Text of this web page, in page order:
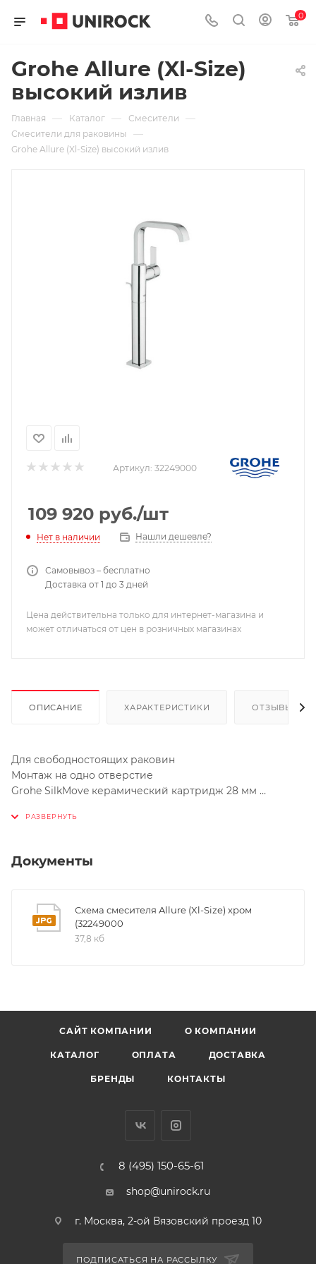
0
Grohe Allure (Xl-Size)
высокий излив
Главная — Каталог — Смесители —
Смесители для раковины —
Grohe Allure (Xl-Size) высокий излив
Артикул: 32249000
109 920 руб./шт
Нет в наличии Нашли дешевле?
Самовывоз – бесплатно
Доставка от 1 до 3 дней
Цена действительна только для интернет-магазина и
может отличаться от цен в розничных магазинах
ОПИСАНИЕ ХАРАКТЕРИСТИКИ ОТЗЫВЫ
Для свободностоящих раковин
Монтаж на одно отверстие
Grohe SilkMove керамический картридж 28 мм
U-излив
Система быстрого монтажа
Grohe EcoJoy - технология совершенного потока при
уменьшенном расходе воды
Документы
Схема смесителя Allure (Xl-Size) хром
(32249000
37,8 кб
САЙТ КОМПАНИИ О КОМПАНИИ
КАТАЛОГ ОПЛАТА ДОСТАВКА
БРЕНДЫ КОНТАКТЫ
8 (495) 150-65-61
shop@unirock.ru
г. Москва, 2-ой Вязовский проезд 10
ПОДПИСАТЬСЯ НА РАССЫЛКУ